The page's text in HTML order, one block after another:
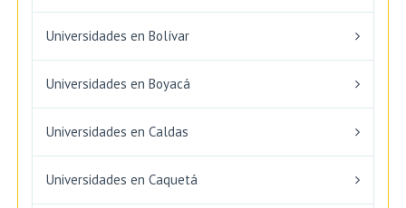
Universidades en Bolívar
Universidades en Boyacá
Universidades en Caldas
Universidades en Caquetá